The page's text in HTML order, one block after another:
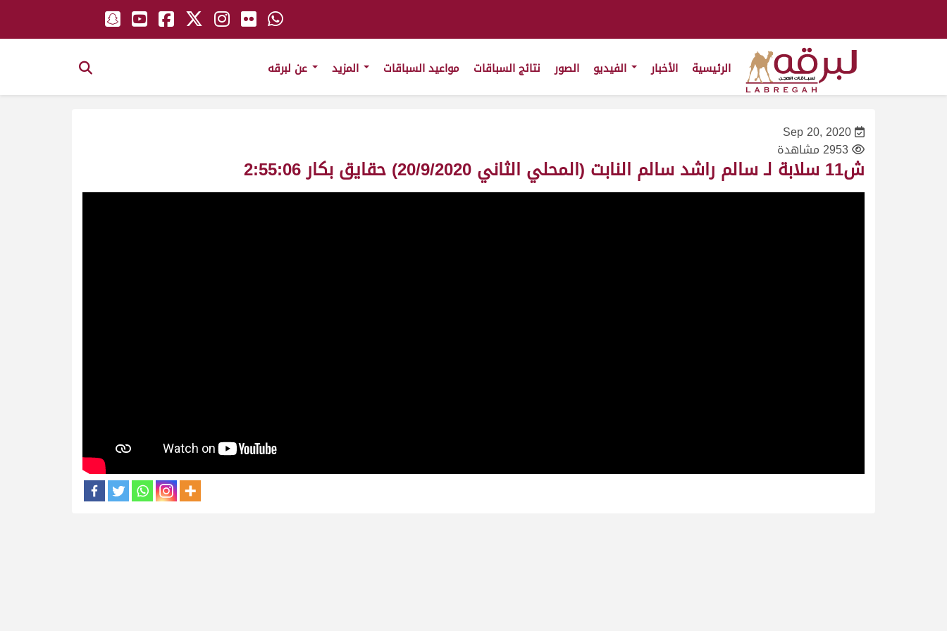
الرئيسية الأخبار الصور نتائج السباقات مواعيد السباقات
Sep 20, 2020
2953 مشاهدة
ش11 سلابة لـ سالم راشد سالم النابت (المحلي الثاني 20/9/2020) حقايق بكار 2:55:06